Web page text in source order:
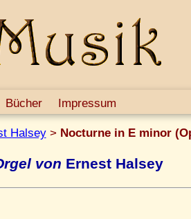
Bücher Impressum
Halsey> Nocturne in E minor
von Ernest Halsey